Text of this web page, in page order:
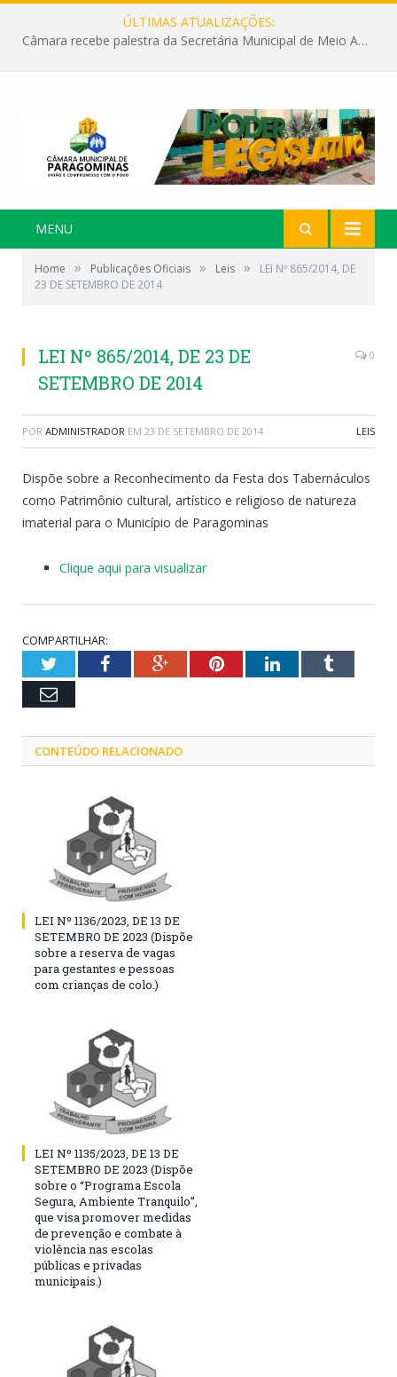
ÚLTIMAS ATUALIZAÇÕES:
Câmara recebe palestra da Secretária Municipal de Meio Ambiente sobre as ações da “SEMANA DO MEIO AMBIENTE”
MENU
Home » Publicações Oficiais » Leis »
LEI Nº 865/2014, DE
23 DE SETEMBRO DE 2014
LEI Nº 865/2014, DE 23 DE
SETEMBRO DE 2014
0
POR ADMINISTRADOR EM 23 DE SETEMBRO DE 2014 LEIS
Dispõe sobre a Reconhecimento da Festa dos Tabernáculos
como Patrimônio cultural, artístico e religioso de natureza
imaterial para o Município de Paragominas
Clique aqui para visualizar
COMPARTILHAR:
TwitterFacebookGoogle+PinterestLinkedInTumblr
Email
CONTEÚDO RELACIONADO
LEI Nº 1136/2023, DE 13 DE
SETEMBRO DE 2023 (Dispõe
sobre a reserva de vagas
para gestantes e pessoas
com crianças de colo.)
LEI Nº 1135/2023, DE 13 DE
SETEMBRO DE 2023 (Dispõe
sobre o “Programa Escola
Segura, Ambiente Tranquilo”,
que visa promover medidas
de prevenção e combate à
violência nas escolas
públicas e privadas
municipais.)